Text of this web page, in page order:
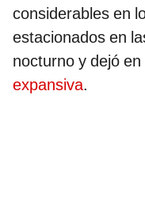
considerables en
estacionados en
nocturno y dejó
expansiva.